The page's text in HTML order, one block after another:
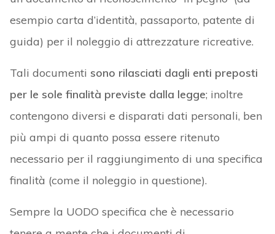
esempio carta d’identità, passaporto, patente di
guida) per il noleggio di attrezzature ricreative.
Tali documenti sono rilasciati dagli enti preposti
per le sole finalità previste dalla legge; inoltre
contengono diversi e disparati dati personali, ben
più ampi di quanto possa essere ritenuto
necessario per il raggiungimento di una specifica
finalità (come il noleggio in questione).
Sempre la UODO specifica che è necessario